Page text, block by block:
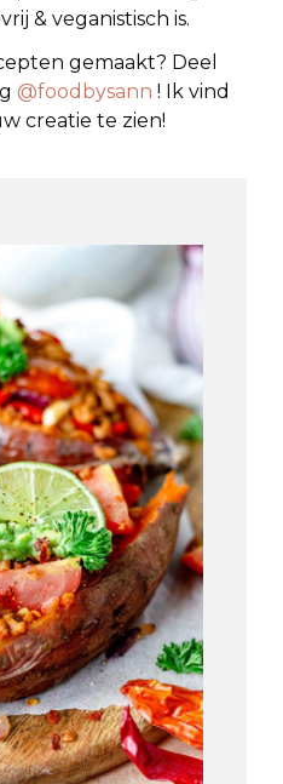
& veganistisch is.
gemaakt? Deel
@foodbysann ! Ik vind
creatie te zien!